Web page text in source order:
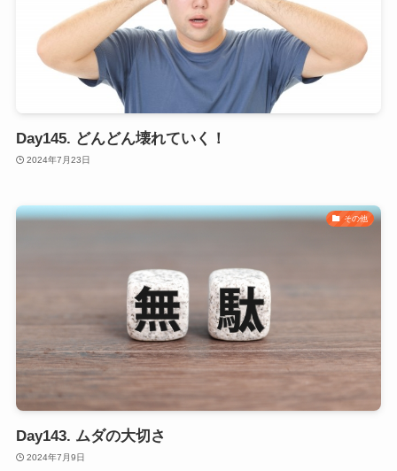
Day145. どんどん壊れていく！
2024年7月23日
その他
Day143. ムダの大切さ
2024年7月9日